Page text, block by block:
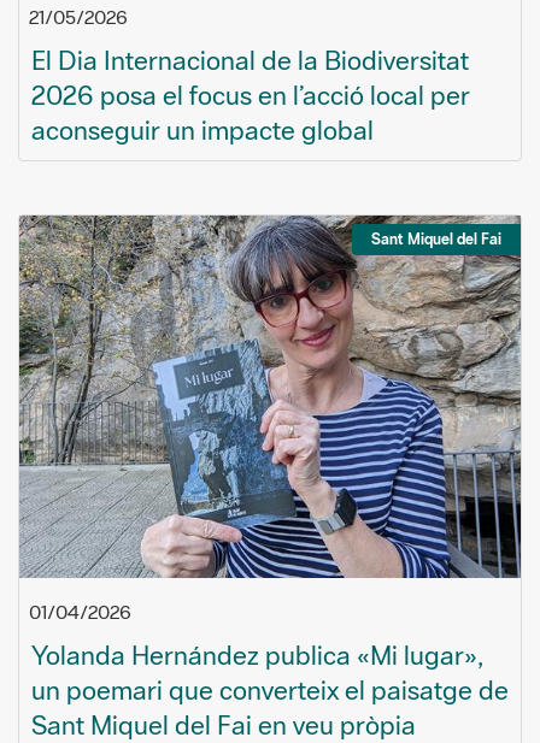
21/05/2026
El Dia Internacional de la Biodiversitat
2026 posa el focus en l’acció local per
aconseguir un impacte global
Sant Miquel del Fai
01/04/2026
Yolanda Hernández publica «Mi lugar»,
un poemari que converteix el paisatge de
Sant Miquel del Fai en veu pròpia